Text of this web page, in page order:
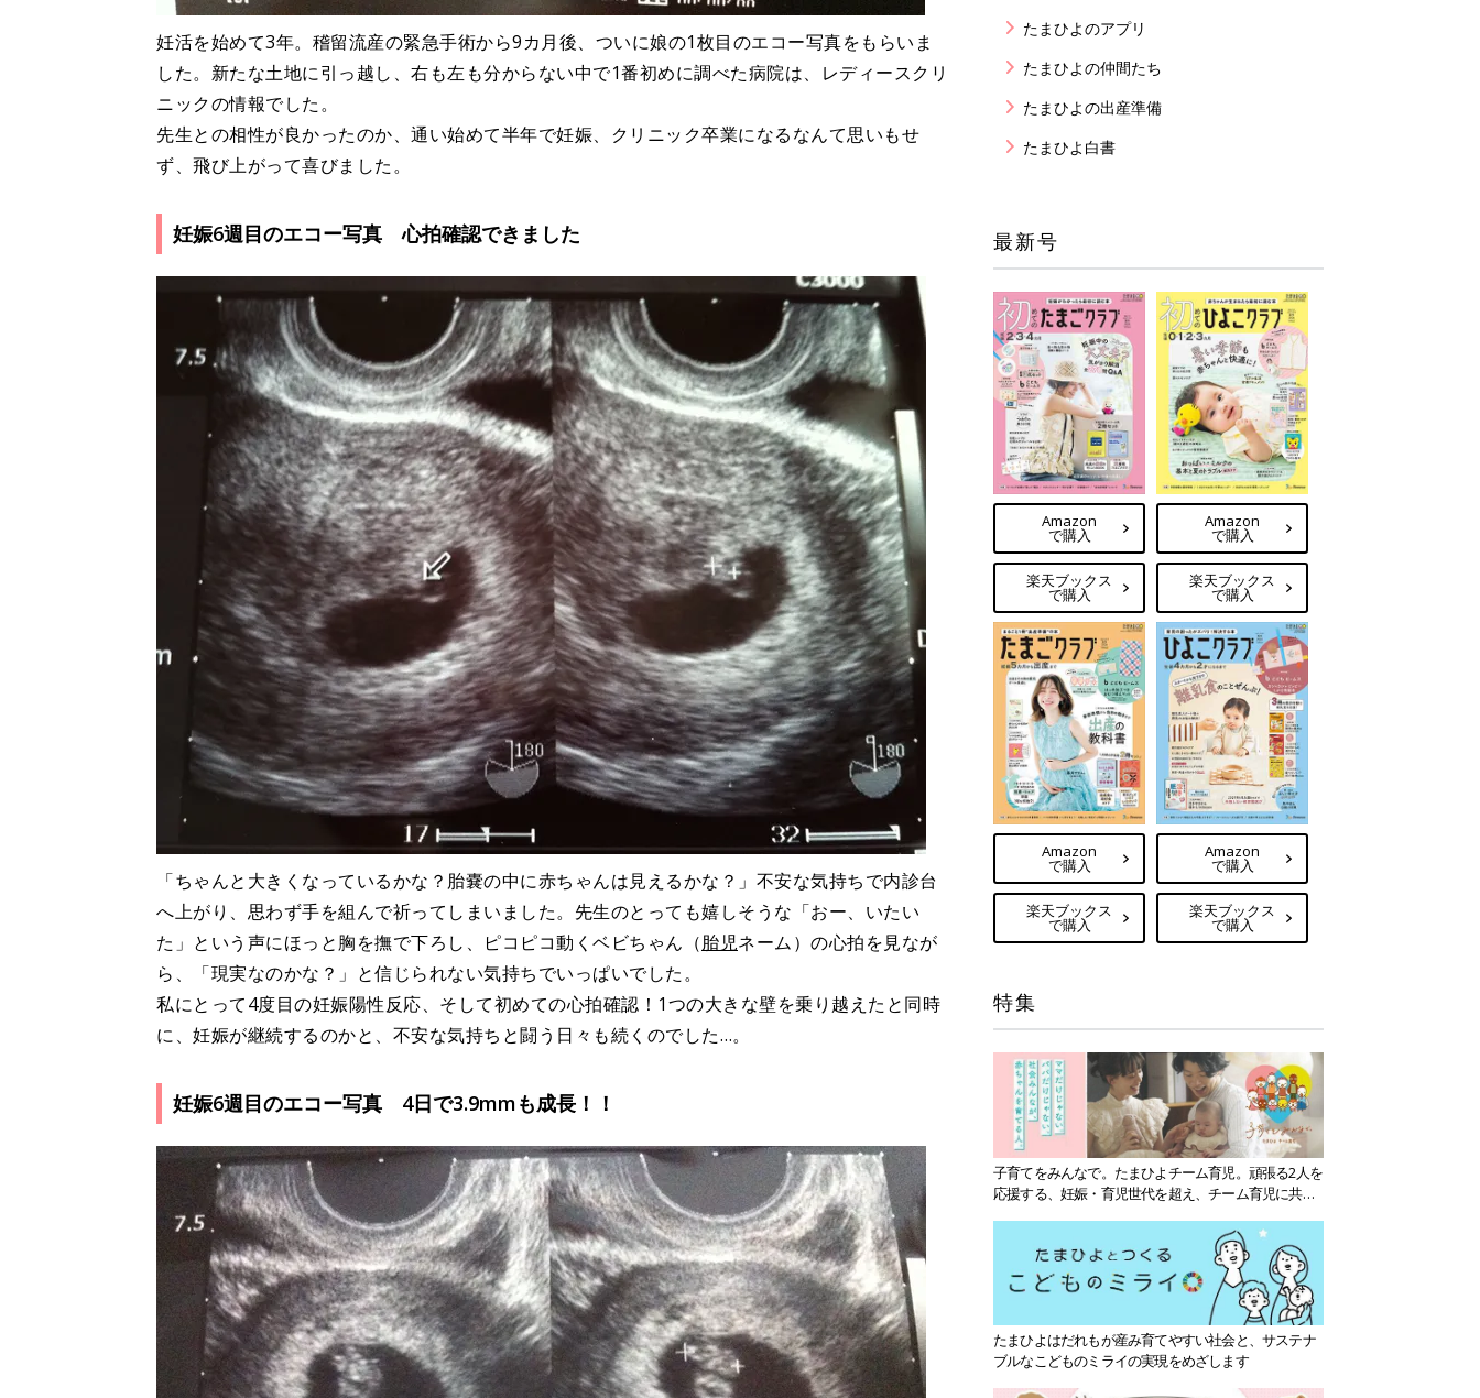
妊活を始めて3年。稽留流産の緊急手術から9カ月後、ついに娘の1枚目のエコー写真をもらいま
した。新たな土地に引っ越し、右も左も分からない中で1番初めに調べた病院は、レディースクリ
ニックの情報でした。
先生との相性が良かったのか、通い始めて半年で妊娠、クリニック卒業になるなんて思いもせ
ず、飛び上がって喜びました。
妊娠6週目のエコー写真 心拍確認できました
「ちゃんと大きくなっているかな？胎嚢の中に赤ちゃんは見えるかな？」不安な気持ちで内診台
へ上がり、思わず手を組んで祈ってしまいました。先生のとっても嬉しそうな「おー、いたい
た」という声にほっと胸を撫で下ろし、ピコピコ動くベビちゃん（胎児ネーム）の心拍を見なが
ら、「現実なのかな？」と信じられない気持ちでいっぱいでした。
私にとって4度目の妊娠陽性反応、そして初めての心拍確認！1つの大きな壁を乗り越えたと同時
に、妊娠が継続するのかと、不安な気持ちと闘う日々も続くのでした…。
妊娠6週目のエコー写真 4日で3.9mmも成長！！
たまひよのアプリ
たまひよの仲間たち
たまひよの出産準備
たまひよ白書
最新号
Amazon
で購入
楽天ブックス
で購入
Amazon
で購入
楽天ブックス
で購入
Amazon
で購入
楽天ブックス
で購入
Amazon
で購入
楽天ブックス
で購入
特集
子育てをみんなで。たまひよチーム育児。頑張る2人を
応援する、妊娠・育児世代を超え、チーム育児に共感
たまひよはだれもが産み育てやすい社会と、サステナ
ブルなこどものミライの実現をめざします